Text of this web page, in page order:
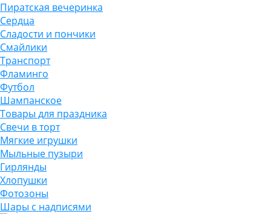
Пиратская вечеринка
Сердца
Сладости и пончики
Смайлики
Транспорт
Фламинго
Футбол
Шампанское
Товары для праздника
Свечи в торт
Мягкие игрушки
Мыльные пузыри
Гирлянды
Хлопушки
Фотозоны
Шары с надписями